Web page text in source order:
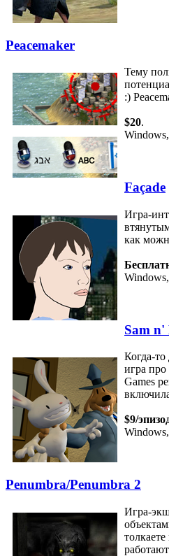
Peacemaker
Тему
:)
$20.
Façade
Игра-
как
Sam n'
Когда-
игра
Games
$9/
Penumbra/Penumbra 2
Игра-